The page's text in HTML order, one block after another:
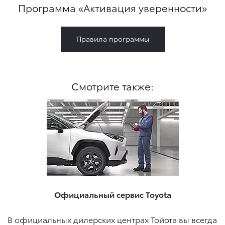
Программа «Активация уверенности»
Правила программы
Смотрите также:
Официальный сервис Toyota
В официальных дилерских центрах Тойота вы всегда